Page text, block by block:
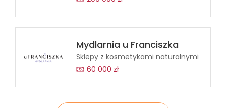
Mydlarnia u Franciszka
Sklepy z kosmetykami naturalnymi
60 000 zł